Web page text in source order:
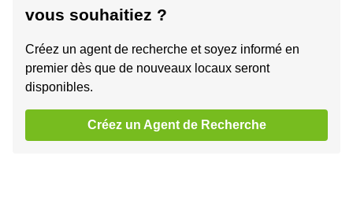
vous souhaitiez ?
Créez un agent de recherche et soyez informé en
premier dès que de nouveaux locaux seront
disponibles.
Créez un Agent de Recherche